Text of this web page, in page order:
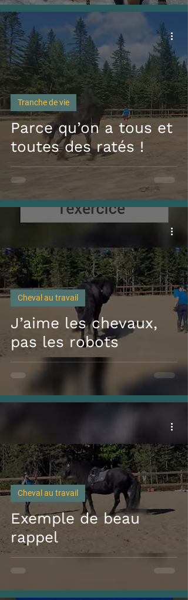
Parce qu’on a tous et
toutes des ratés !
Tranche de vie
J’aime les chevaux,
pas les robots
Cheval au travail
Exemple de beau
rappel
Cheval au travail